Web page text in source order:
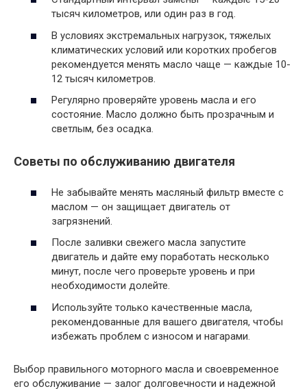
тысяч километров, или один раз в год.
В условиях экстремальных нагрузок, тяжелых
климатических условий или коротких пробегов
рекомендуется менять масло чаще — каждые 10-
12 тысяч километров.
Регулярно проверяйте уровень масла и его
состояние. Масло должно быть прозрачным и
светлым, без осадка.
Советы по обслуживанию двигателя
Не забывайте менять масляный фильтр вместе с
маслом — он защищает двигатель от
загрязнений.
После заливки свежего масла запустите
двигатель и дайте ему поработать несколько
минут, после чего проверьте уровень и при
необходимости долейте.
Используйте только качественные масла,
рекомендованные для вашего двигателя, чтобы
избежать проблем с износом и нагарами.
Выбор правильного моторного масла и своевременное
его обслуживание — залог долговечности и надежной